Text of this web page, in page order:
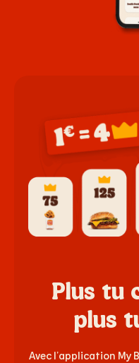
Plus tu
plus
Avec l’application My